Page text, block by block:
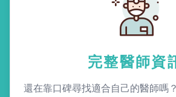
完整醫師資
還在靠口碑尋找適合自己的醫師嗎